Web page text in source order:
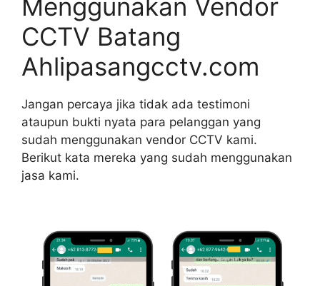
Menggunakan Vendor
CCTV Batang
Ahlipasangcctv.com
Jangan percaya jika tidak ada testimoni
ataupun bukti nyata para pelanggan yang
sudah menggunakan vendor CCTV kami.
Berikut kata mereka yang sudah menggunakan
jasa kami.